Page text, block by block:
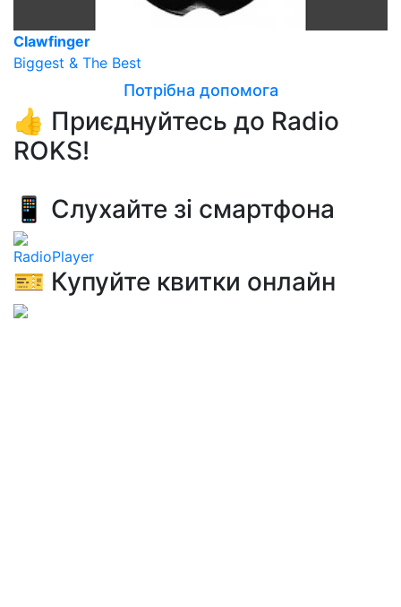
Clawfinger
Biggest & The Best
Потрібна допомога
👍 Приєднуйтесь до Radio
ROKS!
📱 Слухайте зі смартфона
RadioPlayer
🎫 Купуйте квитки онлайн